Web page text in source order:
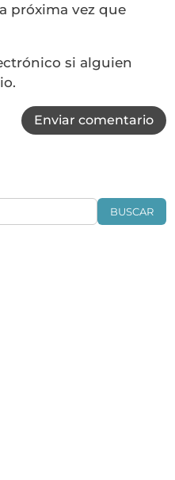
próxima vez que
si alguien
Enviar comentario
BUSCAR